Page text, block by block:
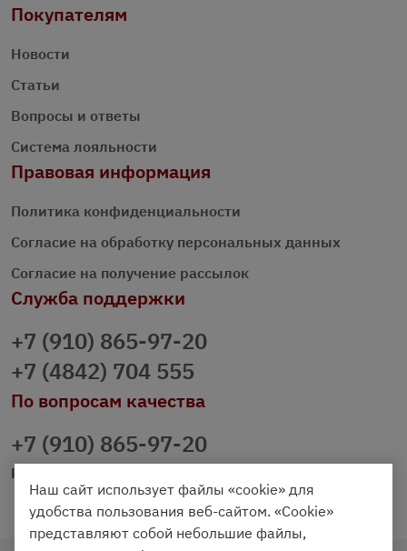
Покупателям
Новости
Статьи
Вопросы и ответы
Система лояльности
Правовая информация
Политика конфиденциальности
Согласие на обработку персональных данных
Согласие на получение рассылок
Служба поддержки
+7 (910) 865-97-20
+7 (4842) 704 555
По вопросам качества
+7 (910) 865-97-20
prazdnichniy40@palmi.ru
Наш сайт использует файлы «cookie» для
удобства пользования веб-сайтом. «Cookie»
представляют собой небольшие файлы,